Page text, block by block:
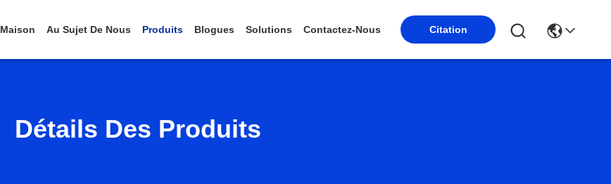
Maison Au Sujet De Nous Produits Blogues Solutions Contactez-Nous Citation
Détails Des Produits